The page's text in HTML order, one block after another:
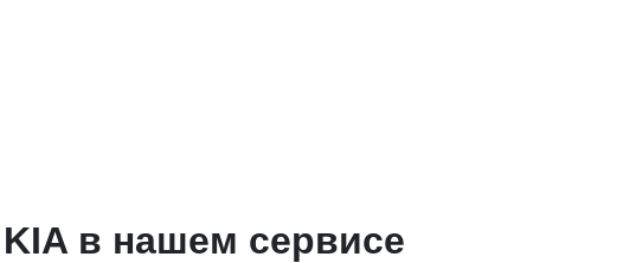
в нашем сервисе